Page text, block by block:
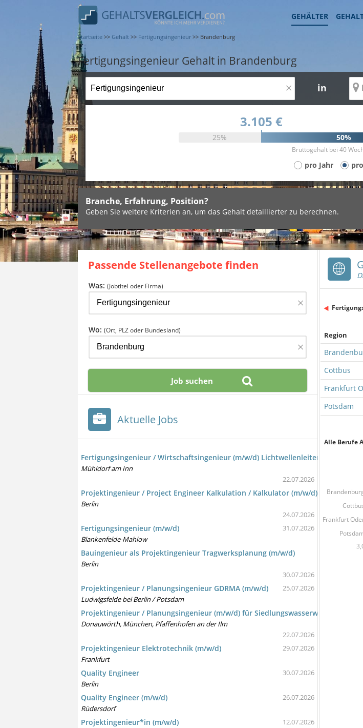
GEHÄLTER
Startseite >> Gehalt >> Fertigungsingenieur >> Brandenburg
Fertigungsingenieur Gehalt in Brandenburg
× in
3.105 €
25% 50%
Bruttogehalt bei 40
pro Jahr
Branche, Erfahrung, Position?
Geben Sie weitere Kriterien an, um das Gehalt detaillierter zu berechnen.
Region
Cottbus
Frankfurt
Potsdam
Alle Berufe
Frankfurt
Passende Stellenangebote finden
Was: (Jobtitel oder Firma)
×
Wo: (Ort, PLZ oder Bundesland)
×
Aktuelle Jobs
Fertigungsingenieur / Wirtschaftsingenieur (m/w/d) Lichtwellenleiter
Mühldorf am Inn
22.07.2026
Projektingenieur / Project Engineer Kalkulation / Kalkulator (m/w/d)
Berlin
24.07.2026
Fertigungsingenieur (m/w/d)
Blankenfelde-Mahlow
31.07.2026
Bauingenieur als Projektingenieur Tragwerksplanung (m/w/d)
Berlin
30.07.2026
Projektingenieur / Planungsingenieur GDRMA (m/w/d)
Ludwigsfelde bei Berlin / Potsdam
25.07.2026
Projektingenieur / Planungsingenieur (m/w/d) für Siedlungswasserwirtschaft
Donauwörth, München, Pfaffenhofen an der Ilm
22.07.2026
Projektingenieur Elektrotechnik (m/w/d)
Frankfurt
29.07.2026
Quality Engineer
Berlin
30.07.2026
Quality Engineer (m/w/d)
Rüdersdorf
26.07.2026
Projektingenieur*in (m/w/d) 12.07.2026